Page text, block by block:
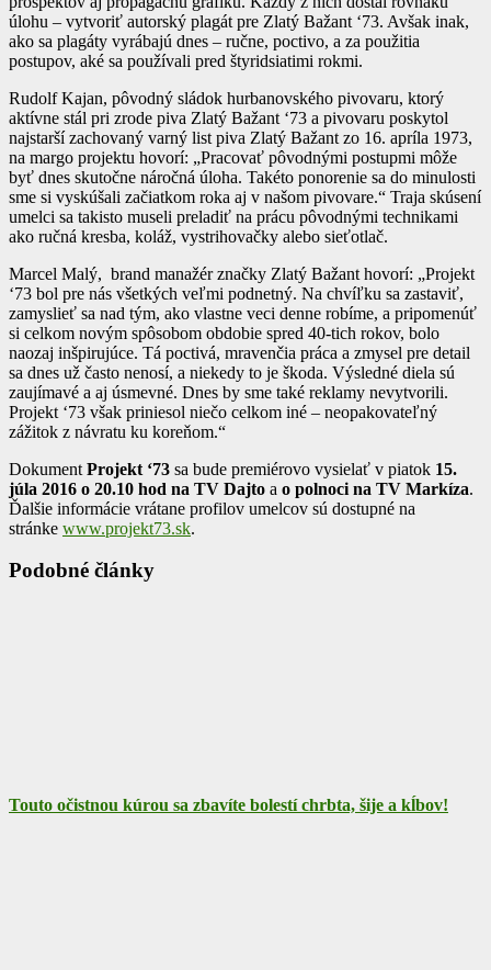
úlohu – vytvoriť autorský plagát pre Zlatý Bažant ‘73. Avšak inak,
ako sa plagáty vyrábajú dnes – ručne, poctivo, a za použitia
postupov, aké sa používali pred štyridsiatimi rokmi.
Rudolf Kajan, pôvodný sládok hurbanovského pivovaru, ktorý
aktívne stál pri zrode piva Zlatý Bažant ‘73 a pivovaru poskytol
najstarší zachovaný varný list piva Zlatý Bažant zo 16. apríla 1973,
na margo projektu hovorí: „Pracovať pôvodnými postupmi môže
byť dnes skutočne náročná úloha. Takéto ponorenie sa do minulosti
sme si vyskúšali začiatkom roka aj v našom pivovare.“ Traja skúsení
umelci sa takisto museli preladiť na prácu pôvodnými technikami
ako ručná kresba, koláž, vystrihovačky alebo sieťotlač.
Marcel Malý, brand manažér značky Zlatý Bažant hovorí: „Projekt
‘73 bol pre nás všetkých veľmi podnetný. Na chvíľku sa zastaviť,
zamyslieť sa nad tým, ako vlastne veci denne robíme, a pripomenúť
si celkom novým spôsobom obdobie spred 40-tich rokov, bolo
naozaj inšpirujúce. Tá poctivá, mravenčia práca a zmysel pre detail
sa dnes už často nenosí, a niekedy to je škoda. Výsledné diela sú
zaujímavé a aj úsmevné. Dnes by sme také reklamy nevytvorili.
Projekt ‘73 však priniesol niečo celkom iné – neopakovateľný
zážitok z návratu ku koreňom.“
Dokument Projekt ‘73 sa bude premiérovo vysielať v piatok 15.
júla 2016 o 20.10 hod na TV Dajto a o polnoci na TV Markíza.
Ďalšie informácie vrátane profilov umelcov sú dostupné na
stránke www.projekt73.sk.
Podobné články
Touto očistnou kúrou sa zbavíte bolestí chrbta, šije a kĺbov!